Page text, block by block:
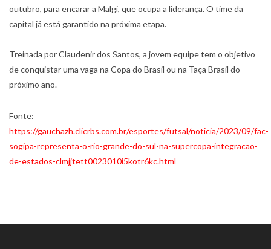
outubro, para encarar a Malgi, que ocupa a liderança. O time da
capital já está garantido na próxima etapa.
Treinada por Claudenir dos Santos, a jovem equipe tem o objetivo
de conquistar uma vaga na Copa do Brasil ou na Taça Brasil do
próximo ano.
Fonte:
https://gauchazh.clicrbs.com.br/esportes/futsal/noticia/2023/09/fac-
sogipa-representa-o-rio-grande-do-sul-na-supercopa-integracao-
de-estados-clmjjtett0023010i5kotr6kc.html